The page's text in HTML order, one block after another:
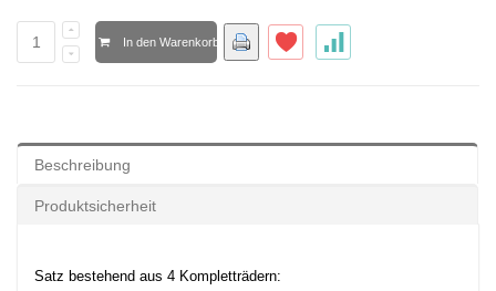
In den Warenkorb
Beschreibung
Produktsicherheit
Satz bestehend aus 4 Kompletträdern: